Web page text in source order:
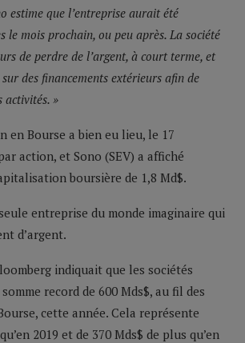
estime que l’entreprise aurait été
le mois prochain, ou peu après. La société
de perdre de l’argent, à court terme, et
sur des financements extérieurs afin de
activités. »
en Bourse a bien eu lieu, le 17
action, et Sono (SEV) a affiché
boursière de 1,8 Md$.
entreprise du monde imaginaire qui
d’argent.
indiquait que les sociétés
record de 600 Mds$, au fil des
cette année. Cela représente
2019 et de 370 Mds$ de plus qu’en